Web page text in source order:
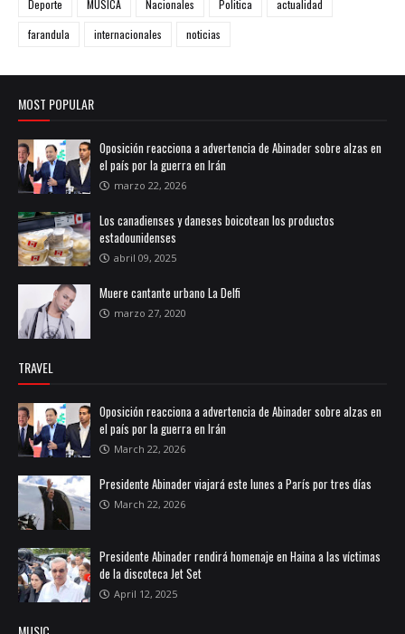
Deporte MUSICA Nacionales Politica
actualidad
farandula
internacionales noticias
MOST POPULAR
Oposición reacciona a advertencia de Abinader sobre alzas en
el país por la guerra en Irán
marzo 22, 2026
Los canadienses y daneses boicotean los productos
estadounidenses
abril 09, 2025
Muere cantante urbano La Delfi
marzo 27, 2020
TRAVEL
Oposición reacciona a advertencia de Abinader sobre alzas en
el país por la guerra en Irán
March 22, 2026
Presidente Abinader viajará este lunes a París por tres días
March 22, 2026
Presidente Abinader rendirá homenaje en Haina a las víctimas
de la discoteca Jet Set
April 12, 2025